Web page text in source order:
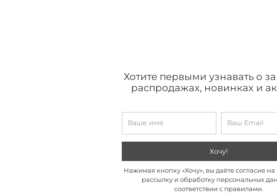
Хотите первыми узнавать о
распродажах, новинках и
Хочу!
Нажимая кнопку «Хочу», вы даёте согласие
рассылку и обработку персональных
соответствии с правилами.